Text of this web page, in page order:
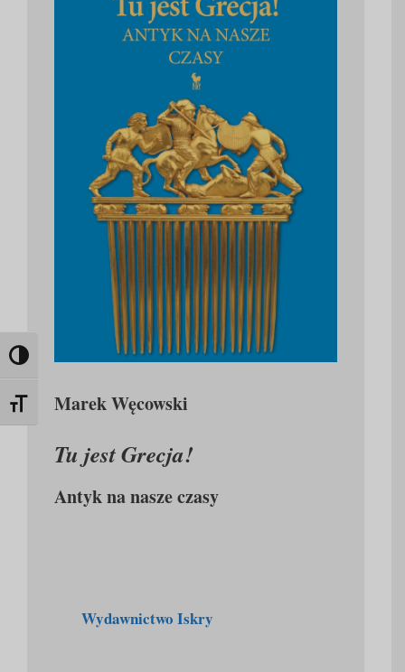
Toggle High Contrast
Toggle Font sizeMarek Węcowski
Tu jest Grecja!
Antyk na nasze czasy
Wydawnictwo Iskry